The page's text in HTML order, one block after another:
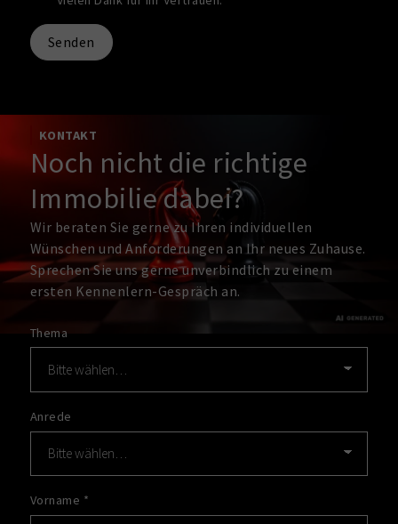
Senden
KONTAKT
Noch nicht die richtige
Immobilie dabei?
Wir beraten Sie gerne zu Ihren individuellen
Wünschen und Anforderungen an Ihr neues Zuhause.
Sprechen Sie uns gerne unverbindlich zu einem
ersten Kennenlern-Gespräch an.
Thema
Anrede
Vorname *